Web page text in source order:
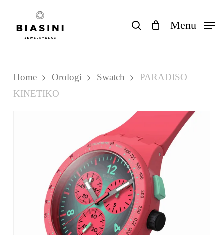
search Menu
Carrello
Close
Cart
Home Orologi Swatch
PARADISO
KINETIKO